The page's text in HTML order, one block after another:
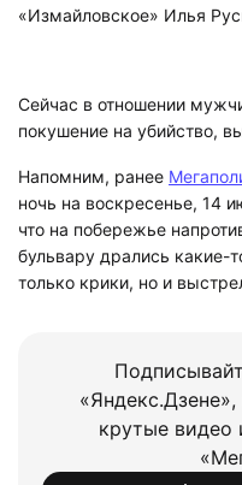
«Измайловское» Илья
Сейчас в отношении
покушение на убийство,
Напомним, ранее
ночь на воскресенье, 14
что на побережье
бульвару дрались какие-
только крики, но и
крутые видео